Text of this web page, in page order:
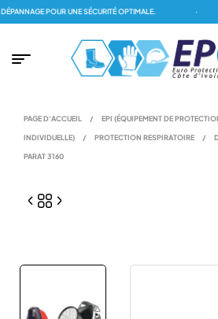
POUR UNE SÉCURITÉ OPTIMALE.
PAGE D'ACCUEIL / EPI (ÉQUIPEMENT DE
INDIVIDUELLE) / PROTECTION RESPIRATOIRE /
PARAT 3160